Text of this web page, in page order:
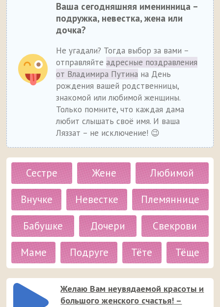
Ваша сегодняшняя именинница –
подружка, невестка, жена или
дочка?
Не угадали? Тогда выбор за вами –
отправляйтеадресные поздравления
от Владимира Путина на День
рождения вашей родственницы,
знакомой или любимой женщины.
Только помните, что каждая дама
любит слышать своё имя. И ваша
Ляззат – не исключение! 😉
Сестре Жене
Любимой
Внучке
Невестке
Племяннице
Бабушке
Дочери
Свекрови
Маме
Подруге Тёте Тёще
Желаю Вам неувядаемой красоты и
большого женского счастья! –